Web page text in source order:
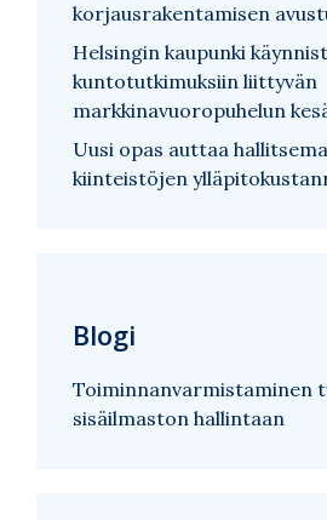
korjausrakentamisen
Helsingin kaupunki
kuntotutkimuksiin liittyvän
markkinavuoropuhelun
Uusi opas auttaa
kiinteistöjen
Blogi
Toiminnanvarmistaminen
sisäilmaston hallintaan